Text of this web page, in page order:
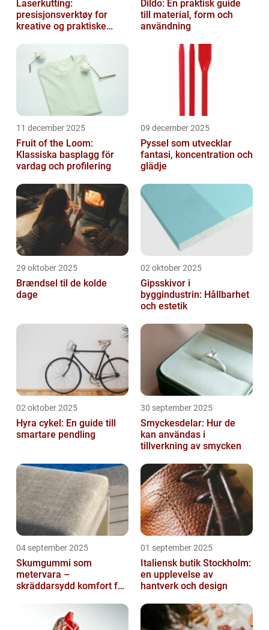
Laserkutting:
presisjonsverktøy for
kreative og praktiske
Dildo: En praktisk guide
till material, form och
användning
11 december 2025
Fruit of the Loom:
Klassiska basplagg för
vardag och profilering
09 december 2025
Pyssel som utvecklar
fantasi, koncentration och
glädje
29 oktober 2025
Brændsel til de kolde
dage
02 oktober 2025
Gipsskivor i
byggindustrin: Hållbarhet
och estetik
02 oktober 2025
Hyra cykel: En guide till
smartare pendling
30 september 2025
Smyckesdelar: Hur de
kan användas i
tillverkning av smycken
04 september 2025
Skumgummi som
metervara –
skräddarsydd komfort för
01 september 2025
Italiensk butik Stockholm:
en upplevelse av
hantverk och design